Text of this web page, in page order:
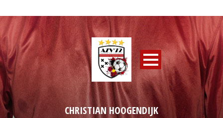
CHRISTIAN HOOGENDIJK